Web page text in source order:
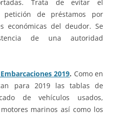
Trata de evitar el
petición de préstamos por
económicas del deudor. Se
de una autoridad
2019. Como en
para 2019 las tablas de
de vehículos usados,
marinos así como los